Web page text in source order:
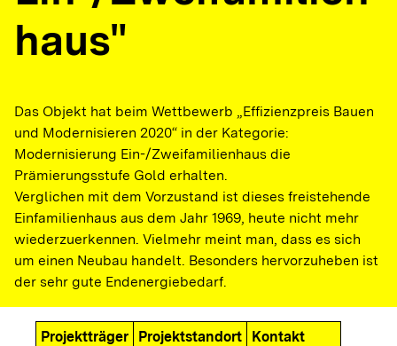
haus"
Das Objekt hat beim Wettbewerb „Effizienzpreis Bauen
und Modernisieren 2020“ in der Kategorie:
Modernisierung Ein-/Zweifamilienhaus die
Prämierungsstufe Gold erhalten.
Verglichen mit dem Vorzustand ist dieses freistehende
Einfamilienhaus aus dem Jahr 1969, heute nicht mehr
wiederzuerkennen. Vielmehr meint man, dass es sich
um einen Neubau handelt. Besonders hervorzuheben ist
der sehr gute Endenergiebedarf.
Projektträger Projektstandort
Kontakt